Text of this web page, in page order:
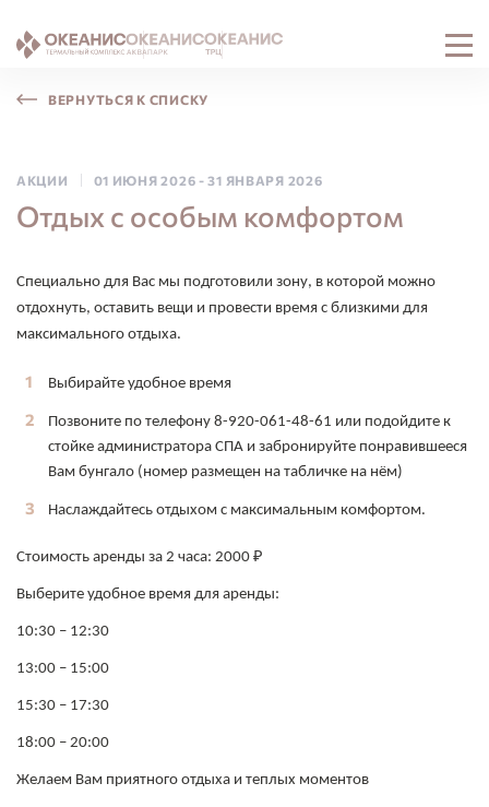
ВЕРНУТЬСЯ К СПИСКУ
АКЦИИ 01 ИЮНЯ 2026 -31 ЯНВАРЯ 2026
Отдых с особым комфортом
Специально для Вас мы подготовили зону, в которой можно
отдохнуть, оставить вещи и провести время с близкими для
максимального отдыха.
Выбирайте удобное время
Позвоните по телефону 8-920-061-48-61 или подойдите к
стойке администратора СПА и забронируйте понравившееся
Вам бунгало (номер размещен на табличке на нём)
Наслаждайтесь отдыхом с максимальным комфортом.
Стоимость аренды за 2 часа: 2000 ₽
Выберите удобное время для аренды:
10:30 – 12:30
13:00 – 15:00
15:30 – 17:30
18:00 – 20:00
Желаем Вам приятного отдыха и теплых моментов